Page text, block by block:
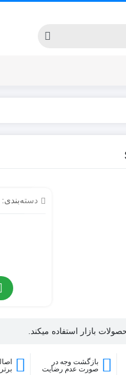
دسته‌بندی:
بازار استفاده میکند.
بازگشت وجه در
صورت عدم رضایت